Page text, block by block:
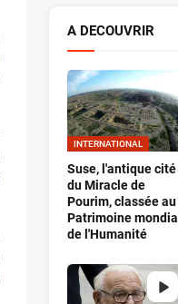
A DECOUVRIR
INTERNATIONAL
Suse, l'antique cité
du Miracle de
Pourim, classée au
Patrimoine mondial
de l'Humanité